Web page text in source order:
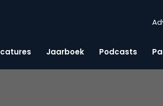
Jaarboek Podcasts